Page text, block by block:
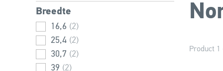
Breedte
16,6 (2)
25,4 (2)
30,7 (2)
39 (2)
Product 1